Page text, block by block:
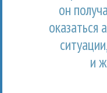
он
оказаться
и